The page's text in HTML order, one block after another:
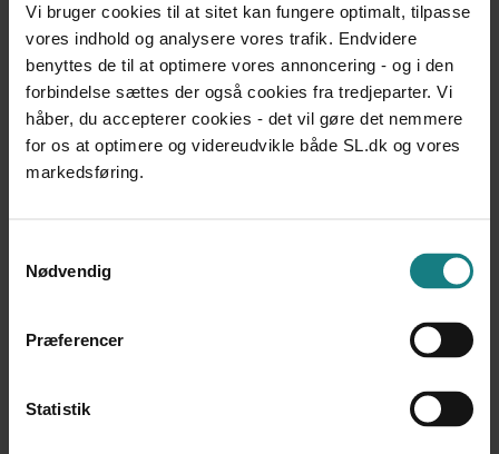
Vi bruger cookies til at sitet kan fungere optimalt, tilpasse
vores indhold og analysere vores trafik. Endvidere
benyttes de til at optimere vores annoncering - og i den
forbindelse sættes der også cookies fra tredjeparter. Vi
håber, du accepterer cookies - det vil gøre det nemmere
for os at optimere og videreudvikle både SL.dk og vores
markedsføring.
Nødvendig
Præferencer
Statistik
Udgivet 2006
LÆREBØGER OG VÆRKTØJER
Fritidsliv – Fritidens betydning for anbragte børn
Gitte Bossi-Andresen
Udgivet 2005
UNDERSØGELSER OG EVALUERINGER
opholdssteder
Anbragte børns skolegang - En kvalitativ undersøgelse
af samarbejdet omkring anbragte børns skolegang i